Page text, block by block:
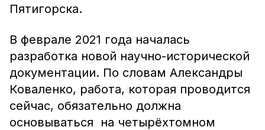
Пятигорска.
В феврале 2021 года началась
разработка новой научно-исторической
документации. По словам Александры
Коваленко, работа, которая проводится
сейчас, обязательно должна
основываться на четырёхтомном